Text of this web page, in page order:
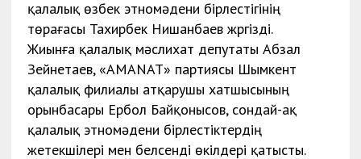
қалалық өзбек этномәдени бірлестігінің
төрағасы Тахирбек Нишанбаев жүргізді.
Жиынға қалалық мәслихат депутаты Абзал
Зейнетаев, «AMANAT» партиясы Шымкент
қалалық филиалы атқарушы хатшысының
орынбасары Ербол Байқонысов, сондай-ақ
қалалық этномәдени бірлестіктердің
жетекшілері мен белсенді өкілдері қатысты.